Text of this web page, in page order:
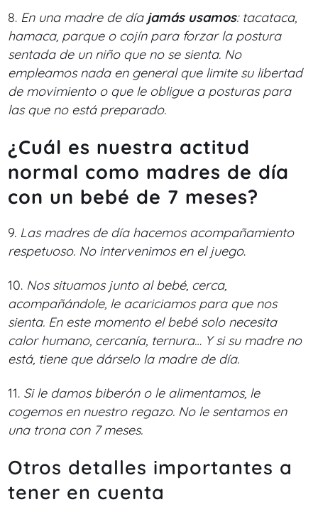
8. En una madre de día jamás usamos: tacataca,
hamaca, parque o cojín para forzar la postura
sentada de un niño que no se sienta. No
empleamos nada en general que limite su libertad
de movimiento o que le obligue a posturas para
las que no está preparado.
¿Cuál es nuestra actitud
normal como madres de día
con un bebé de 7 meses?
9. Las madres de día hacemos acompañamiento
respetuoso. No intervenimos en el juego.
10. Nos situamos junto al bebé, cerca,
acompañándole, le acariciamos para que nos
sienta. En este momento el bebé solo necesita
calor humano, cercanía, ternura… Y si su madre no
está, tiene que dárselo la madre de día.
11. Si le damos biberón o le alimentamos, le
cogemos en nuestro regazo. No le sentamos en
una trona con 7 meses.
Otros detalles importantes a
tener en cuenta